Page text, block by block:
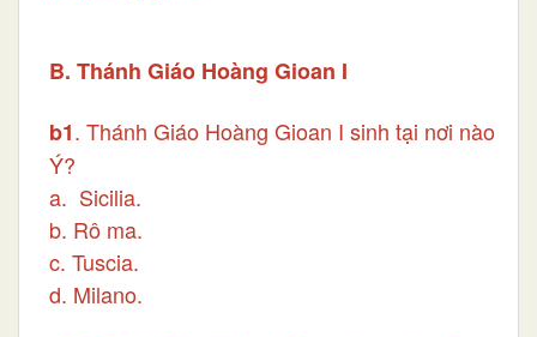
B. Thánh Giáo Hoàng Gioan I
b1. Thánh Giáo Hoàng Gioan I sinh tại nơi nào
Ý?
a. Sicilia.
b. Rô ma.
c. Tuscia.
d. Milano.